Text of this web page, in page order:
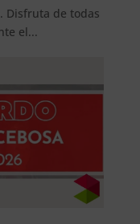
Disfruta de todas
el...